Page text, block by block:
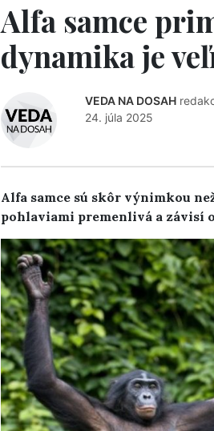
Alfa samce
dynamika je
VEDA NA DOSAH
24. júla 2025
Alfa samce sú skôr výnimkou
pohlaviami premenlivá a závisí